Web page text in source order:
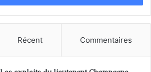
Récent Commentaires